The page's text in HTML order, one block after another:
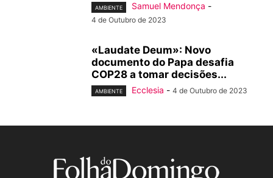
AMBIENTE Samuel Mendonça -
4 de Outubro de 2023
«Laudate Deum»: Novo
documento do Papa desafia
COP28 a tomar decisões...
AMBIENTE Ecclesia - 4 de Outubro de 2023